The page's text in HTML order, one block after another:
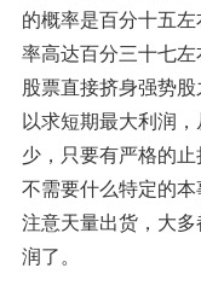
的概率是百分十五
率高达百分三十七
股票直接挤身强势
以求短期最大利润
少，只要有严格的
不需要什么特定的
注意天量出货，大
润了。